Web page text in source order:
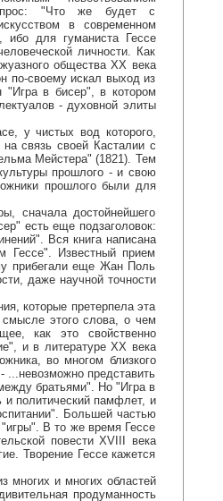
"Что же будет с
в современном
для гуманиста Гессе
личности. Как
общества XX века
по-своему искал выход из
"Игра в бисер", в котором
- духовной элиты
у чистых вод которого,
связь своей Касталии с
Мейстера" (1821). Тем
прошлого - и свою
прошлого были для
сначала достойнейшего
есть еще подзаголовок:
Вся книга написана
Гессе". Известный прием
прибегали еще Жан Поль
даже научной точности
которые претерпела эта
этого слова, о чем
как это свойственно
и в литературе XX века
во многом близкого
...невозможно представить
братьями". Но "Игра в
и политический памфлет, и
Большей частью
В то же время Гессе
повести XVIII века
Творение Гессе кажется
и многих областей
продуманность